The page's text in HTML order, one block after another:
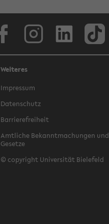
Weiteres
Impressum
Datenschutz
Barrierefreiheit
Amtliche Bekanntmachungen und
Gesetze
© copyright Universität Bielefeld